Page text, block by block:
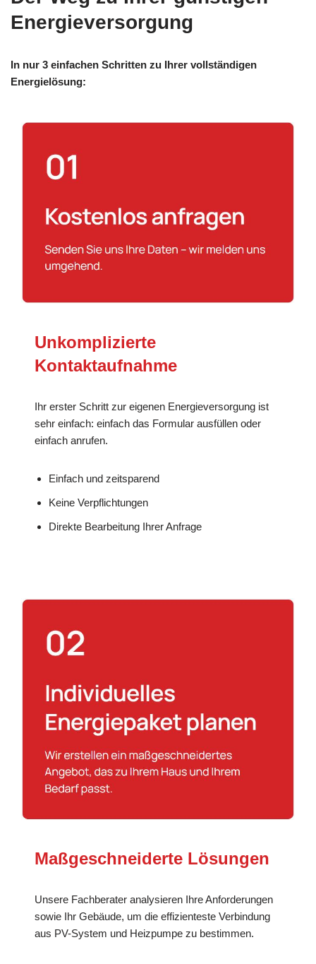
Energieversorgung
In nur 3 einfachen Schritten zu Ihrer vollständigen
Energielösung:
Unkomplizierte
Kontaktaufnahme
Ihr erster Schritt zur eigenen Energieversorgung ist
sehr einfach: einfach das Formular ausfüllen oder
einfach anrufen.
Einfach und zeitsparend
Keine Verpflichtungen
Direkte Bearbeitung Ihrer Anfrage
Maßgeschneiderte Lösungen
Unsere Fachberater analysieren Ihre Anforderungen
sowie Ihr Gebäude, um die effizienteste Verbindung
aus PV-System und Heizpumpe zu bestimmen.